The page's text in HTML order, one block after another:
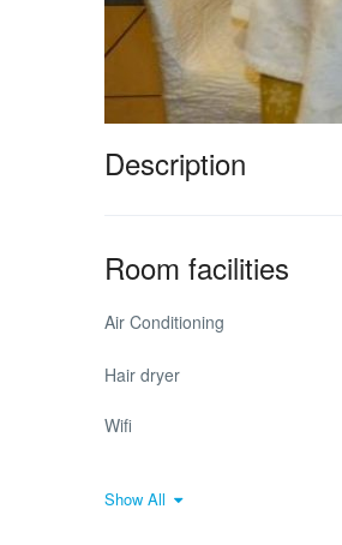
Description
Room facilities
Air Conditioning
Hair dryer
Wifi
Show All